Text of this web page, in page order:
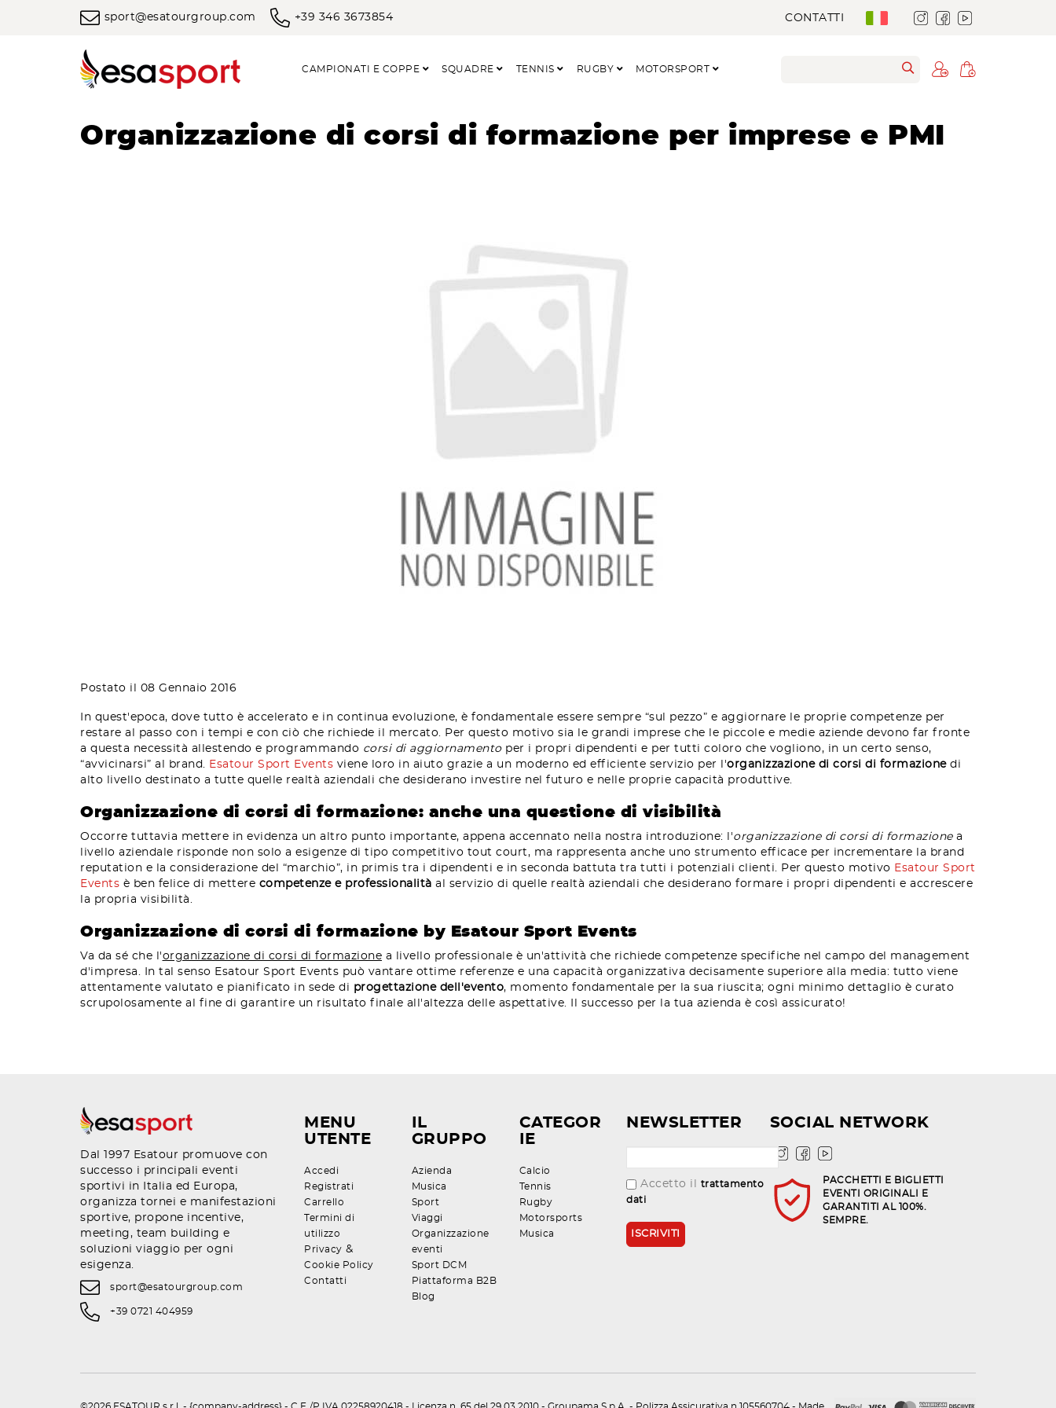
sport@esatourgroup.com +39 346 3673854 CONTATTI
CAMPIONATI E COPPE SQUADRE TENNIS RUGBY MOTORSPORT
Organizzazione di corsi di formazione per imprese e PMI
Postato il 08 Gennaio 2016
In quest'epoca, dove tutto è accelerato e in continua evoluzione, è fondamentale essere sempre “sul pezzo” e aggiornare le proprie competenze per
restare al passo con i tempi e con ciò che richiede il mercato. Per questo motivo sia le grandi imprese che le piccole e medie aziende devono far fronte
a questa necessità allestendo e programmando corsi di aggiornamentoper i propri dipendenti e per tutti coloro che vogliono, in un certo senso,
“avvicinarsi” al brand.
Esatour Sport Events viene loro in aiuto grazie a un moderno ed efficiente servizio per l'organizzazione di corsi di formazionedi
alto livello destinato a tutte quelle realtà aziendali che desiderano investire nel futuro e nelle proprie capacità produttive.
Organizzazione di corsi di formazione: anche una questione di visibilità
Occorre tuttavia mettere in evidenza un altro punto importante, appena accennato nella nostra introduzione: l'organizzazione di corsi di formazionea
livello aziendale risponde non solo a esigenze di tipo competitivo tout court, ma rappresenta anche uno strumento efficace per incrementare la brand
reputation e la considerazione del “marchio”, in primis tra i dipendenti e in seconda battuta tra tutti i potenziali clienti. Per questo motivo Esatour Sport
Events è ben felice di mettere competenze e professionalità al servizio di quelle realtà aziendali che desiderano formare i propri dipendenti e accrescere
la propria visibilità.
Organizzazione di corsi di formazione by Esatour Sport Events
Va da sé che l'organizzazione di corsi di formazione a livello professionale è un'attività che richiede competenze specifiche nel campo del management
d'impresa. In tal senso Esatour Sport Events può vantare ottime referenze e una capacità organizzativa decisamente superiore alla media: tutto viene
attentamente valutato e pianificato in sede di progettazione dell'evento, momento fondamentale per la sua riuscita; ogni minimo dettaglio è curato
scrupolosamente al fine di garantire un risultato finale all'altezza delle aspettative. Il successo per la tua azienda è così assicurato!
Dal 1997 Esatour promuove con
successo i principali eventi
sportivi in Italia ed Europa,
organizza tornei e manifestazioni
sportive, propone incentive,
meeting, team building e
soluzioni viaggio per ogni
esigenza.
sport@esatourgroup.com
+39 0721 404959
MENU
UTENTE
Accedi
Registrati
Carrello
Termini di
utilizzo
Privacy &
Cookie Policy
Contatti
IL
GRUPPO
Azienda
Musica
Sport
Viaggi
Organizzazione
eventi
Sport DCM
Piattaforma B2B
Blog
CATEGOR
IE
Calcio
Tennis
Rugby
Motorsports
Musica
NEWSLETTER
Accetto il trattamento
dati
SOCIAL NETWORK
PACCHETTI E BIGLIETTI
EVENTI ORIGINALI E
GARANTITI AL 100%.
SEMPRE.